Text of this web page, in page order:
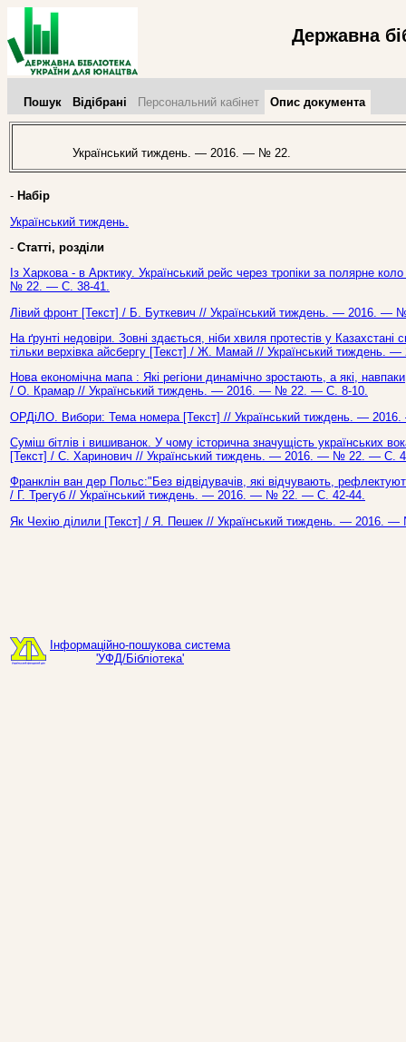
Державна
Пошук Відібрані Персональний кабінет Опис документа
Український тиждень. — 2016. — № 22.
- Набір
Український тиждень.
- Статті, розділи
Із Харкова - в Арктику. Український рейс через тропіки за полярне
№ 22. — С. 38-41.
Лівий фронт [Текст] / Б. Буткевич // Український тиждень. — 2016.
На ґрунті недовіри. Зовні здається, ніби хвиля протестів у
тільки верхівка айсбергу [Текст] / Ж. Мамай // Український
Нова економічна мапа : Які регіони динамічно зростають, а які,
/ О. Крамар // Український тиждень. — 2016. — № 22. — С. 8-10.
ОРДіЛО. Вибори: Тема номера [Текст] // Український тиждень. —
Суміш бітлів і вишиванок. У чому історична значущість українських
[Текст] / С. Харинович // Український тиждень. — 2016. — № 22. — С.
Франклін ван дер Польс:"Без відвідувачів, які відчувають,
/ Г. Трегуб // Український тиждень. — 2016. — № 22. — С. 42-44.
Як Чехію ділили [Текст] / Я. Пешек // Український тиждень. — 2016.
Інформаційно-пошукова система
'УФД/Бібліотека'